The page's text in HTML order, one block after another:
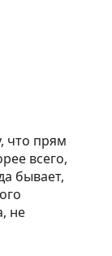
что прям
всего,
бывает,
не